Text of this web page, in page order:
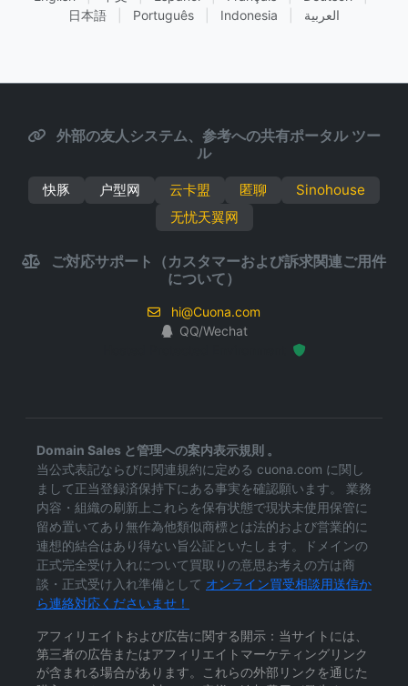
日本語
Português Indonesia العربية
外部の友人システム、参考への共有ポータル ツー
ル
快豚 户型网 云卡盟 匿聊
Sinohouse
无忧天翼网
ご対応サポート（カスタマーおよび訴求関連ご用件
について）
hi@Cuona.com
QQ/Wechat
Domain Sales と管理への案内表示規則 。
当公式表記ならびに関連規約に定める cuona.com に関し
まして正当登録済保持下にある事実を確認願います。 業務
内容・組織の刷新上これらを保有状態で現状未使用保管に
留め置いてあり無作為他類似商標とは法的および営業的に
連想的結合はあり得ない旨公証といたします。ドメインの
正式完全受け入れについて買取りの意思お考えの方は商
談・正式受け入れ準備として オンライン買受相談用送信か
ら連絡対応くださいませ！
アフィリエイトおよび広告に関する開示：当サイトには、
第三者の広告またはアフィリエイトマーケティングリンク
が含まれる場合があります。これらの外部リンクを通じた